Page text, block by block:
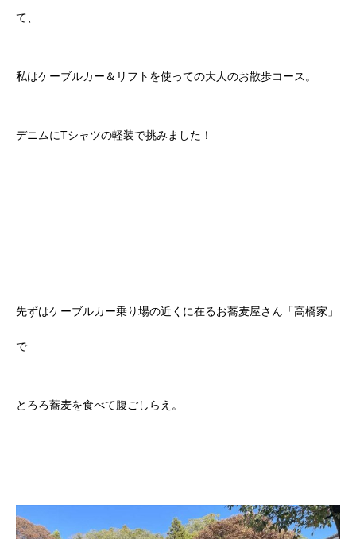
て、
私はケーブルカー＆リフトを使っての大人のお散歩コース。
デニムにTシャツの軽装で挑みました！
先ずはケーブルカー乗り場の近くに在るお蕎麦屋さん「高橋家」
で
とろろ蕎麦を食べて腹ごしらえ。